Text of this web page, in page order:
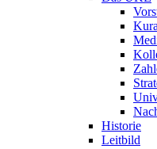
Historie
Leitbild